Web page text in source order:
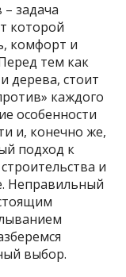
задача
которой
комфорт и
тем как
дерева, стоит
каждого
особенности
и, конечно же,
подход к
и
Неправильный
выбор.